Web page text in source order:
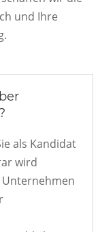
und Ihre
als Kandidat
wird